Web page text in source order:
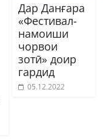
Дар Данғара
«Фестивал-
намоиши
чорвои
зотӣ» доир
гардид
05.12.2022